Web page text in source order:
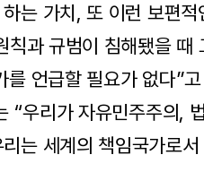
는 가치, 또 이런 보편
과 규범이 침해됐을 때
언급할 필요가 없다”
우리가 자유민주주의,
는 세계의 책임국가로